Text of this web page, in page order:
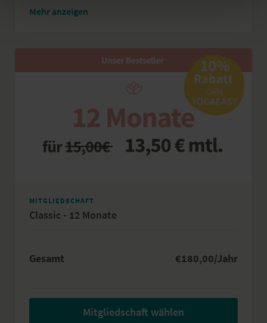
✓50 verschiedene Programme
Genug Zeit, um wirklich anzukommen und trotzdem
flexibel genug, dich nicht langfristig zu binden.
Kündigung jederzeit zum Ende der ersten 6 Monate
möglich, danach monatlich kündbar. Dein Pass
verlängert sich bequem automatisch zum regulären
MITGLIEDSCHAFT
Classic - 12 Monate
Gesamt €180,00/Jahr
Mitgliedschaft wählen